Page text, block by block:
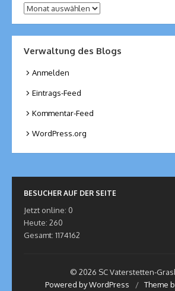
Archiv
Verwaltung des Blogs
Anmelden
Eintrags-Feed
Kommentar-Feed
WordPress.org
BESUCHER AUF DER SEITE
Jetzt online: 0
Heute: 260
Gesamt: 1174162
© 2026 SC Vaterstetten-
Powered by WordPress
/ Theme